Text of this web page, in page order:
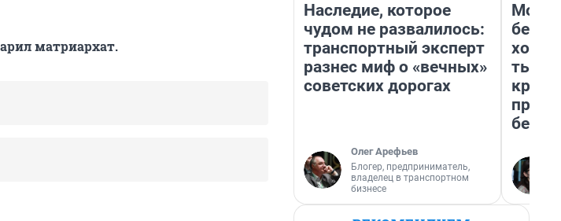
матриархат.
Наследие, которое
чудом не развалилось:
транспортный эксперт
разнес миф о «вечных»
советских дорогах
Олег Арефьев
Блогер, предприниматель,
владелец в транспортном
бизнесе
Мой